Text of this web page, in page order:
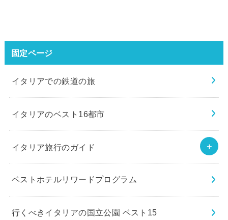
固定ページ
イタリアでの鉄道の旅
イタリアのベスト16都市
イタリア旅行のガイド
ベストホテルリワードプログラム
行くべきイタリアの国立公園 ベスト15